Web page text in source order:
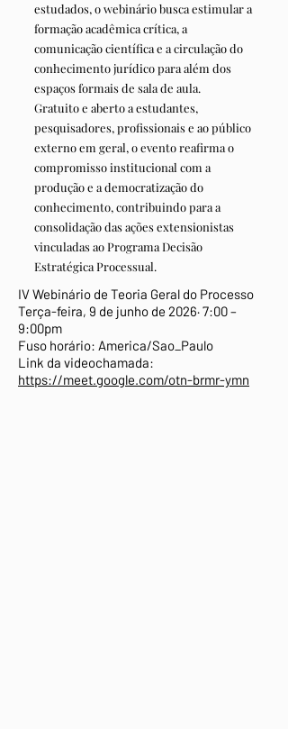
estudados, o webinário busca estimular a
formação acadêmica crítica, a
comunicação científica e a circulação do
conhecimento jurídico para além dos
espaços formais de sala de aula.
Gratuito e aberto a estudantes,
pesquisadores, profissionais e ao público
externo em geral, o evento reafirma o
compromisso institucional com a
produção e a democratização do
conhecimento, contribuindo para a
consolidação das ações extensionistas
vinculadas ao Programa Decisão
Estratégica Processual.
IV Webinário de Teoria Geral do Processo
Terça-feira, 9 de junho de 2026· 7:00 –
9:00pm
Fuso horário: America/Sao_Paulo
Link da videochamada:
https://meet.google.com/otn-brmr-ymn